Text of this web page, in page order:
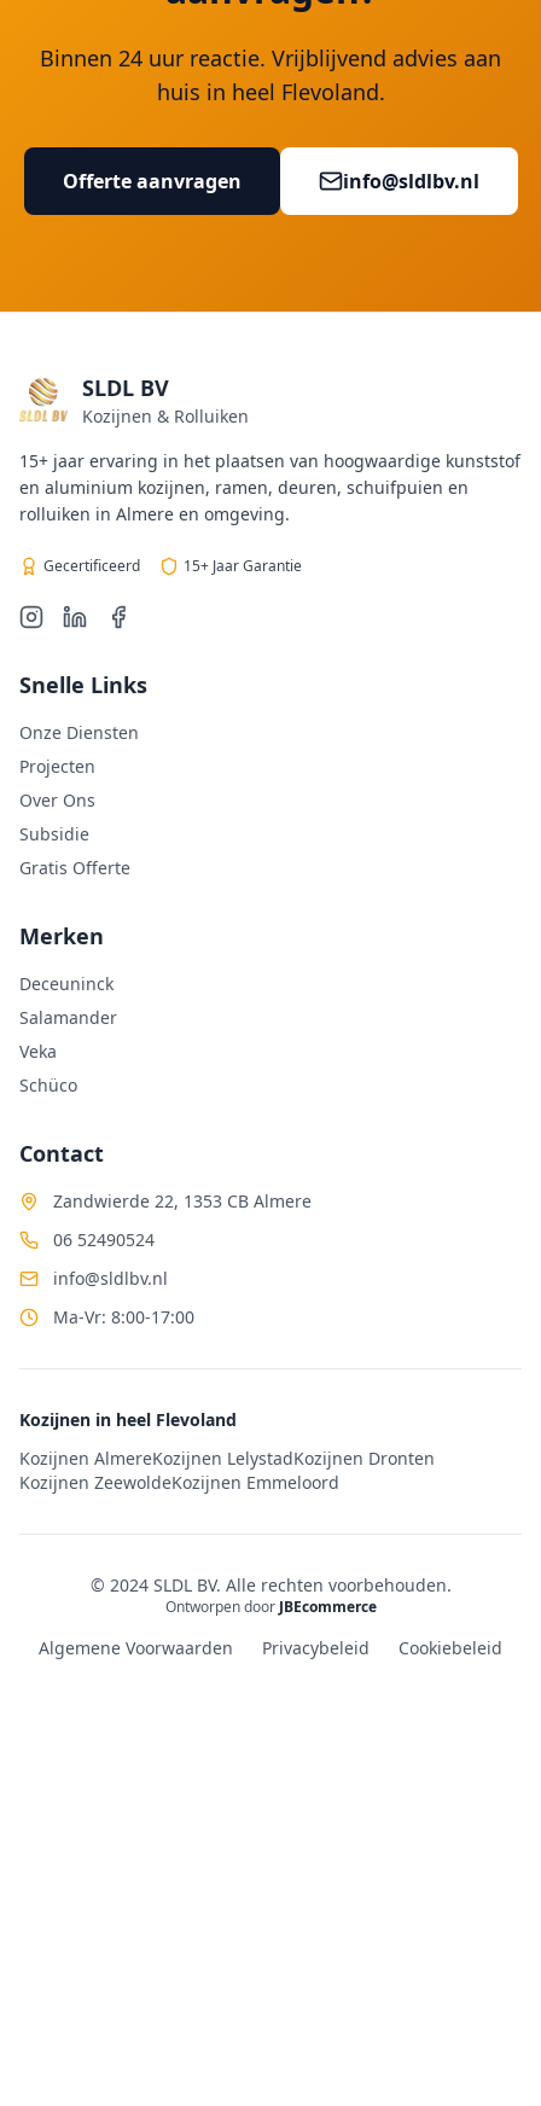
Binnen 24 uur reactie. Vrijblijvend advies aan
huis in heel Flevoland.
Offerte aanvragen info@sldlbv.nl
SLDL BV
Kozijnen & Rolluiken
15+ jaar ervaring in het plaatsen van hoogwaardige kunststof
en aluminium kozijnen, ramen, deuren, schuifpuien en
rolluiken in Almere en omgeving.
Gecertificeerd 15+ Jaar Garantie
Snelle Links
Onze Diensten
Projecten
Over Ons
Subsidie
Gratis Offerte
Merken
Deceuninck
Salamander
Veka
Schüco
Contact
Zandwierde 22, 1353 CB Almere
06 52490524
info@sldlbv.nl
Ma-Vr: 8:00-17:00
Kozijnen in heel Flevoland
Kozijnen AlmereKozijnen LelystadKozijnen Dronten
Kozijnen ZeewoldeKozijnen Emmeloord
© 2024 SLDL BV. Alle rechten voorbehouden.
Ontworpen door JBEcommerce
Algemene Voorwaarden Privacybeleid Cookiebeleid